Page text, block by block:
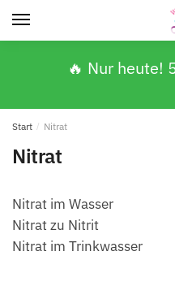
🔥 Nur heute!
Start / Nitrat
Nitrat
Nitrat im Wasser
Nitrat zu Nitrit
Nitrat im Trinkwasser